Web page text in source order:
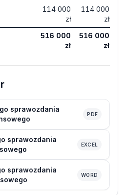
114 000
zł
114 000
zł
516 000
zł
516 000
zł
sprawozdania
PDF
sprawozdania
EXCEL
sprawozdania
WORD